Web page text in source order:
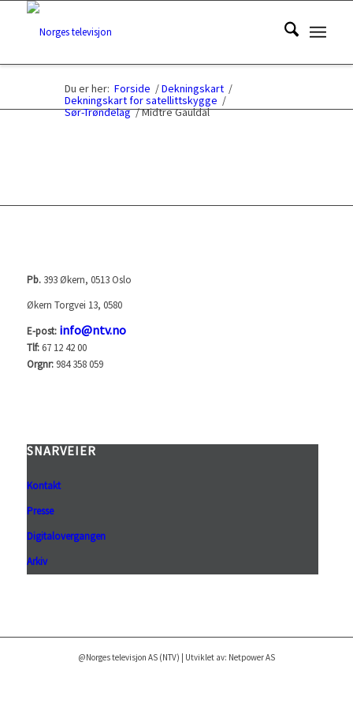
Du er her: Forside /Dekningskart /
Dekningskart for satellittskygge /
Sør-Trøndelag /Midtre Gauldal
Pb. 393 Økern, 0513 Oslo
Økern Torgvei 13, 0580
E-post: info@ntv.no
Tlf:67 12 42 00
Orgnr:984 358 059
SNARVEIER
Kontakt
Presse
Digitalovergangen
Arkiv
@Norges televisjon AS (NTV) | Utviklet av: Netpower AS